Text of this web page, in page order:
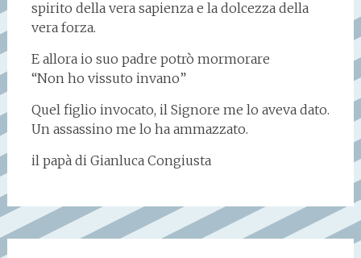
spirito della vera sapienza e la dolcezza della
vera forza.
E allora io suo padre potrò mormorare
“Non ho vissuto invano”
Quel figlio invocato, il Signore me lo aveva dato.
Un assassino me lo ha ammazzato.
il papà di Gianluca Congiusta